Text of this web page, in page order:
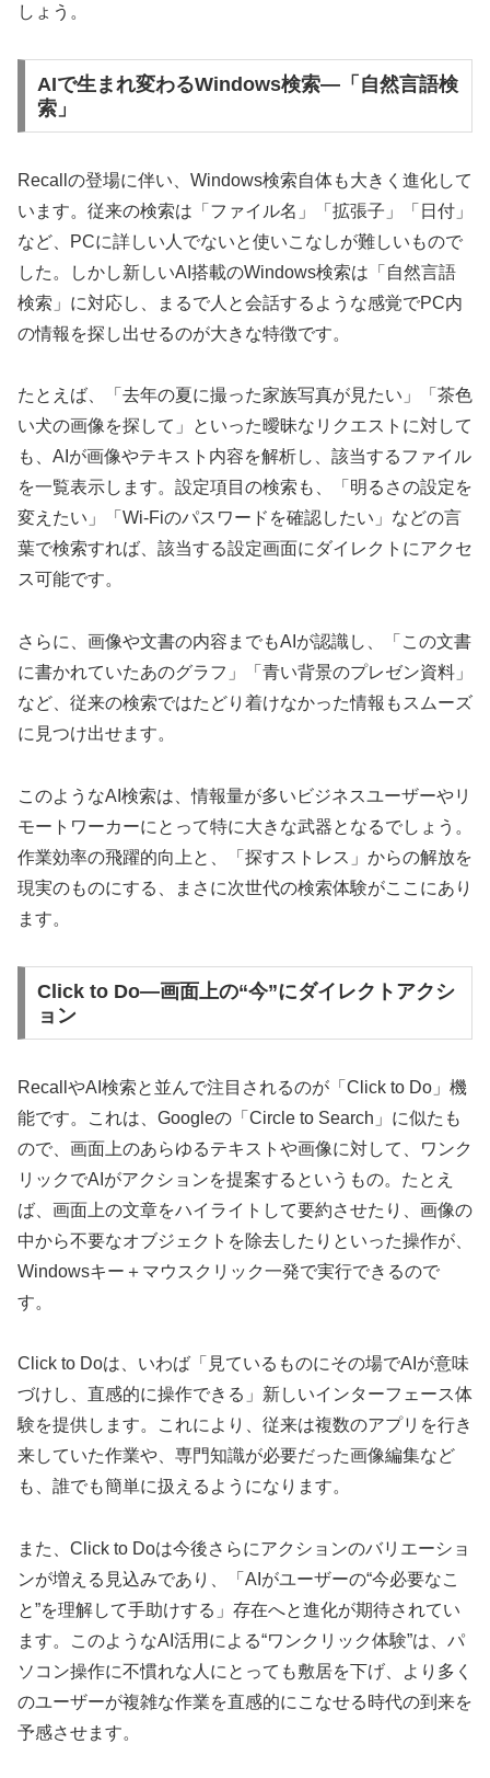
しょう。
AIで生まれ変わるWindows検索—「自然言語検
索」
Recallの登場に伴い、Windows検索自体も大きく進化して
います。従来の検索は「ファイル名」「拡張子」「日付」
など、PCに詳しい人でないと使いこなしが難しいもので
した。しかし新しいAI搭載のWindows検索は「自然言語
検索」に対応し、まるで人と会話するような感覚でPC内
の情報を探し出せるのが大きな特徴です。
たとえば、「去年の夏に撮った家族写真が見たい」「茶色
い犬の画像を探して」といった曖昧なリクエストに対して
も、AIが画像やテキスト内容を解析し、該当するファイル
を一覧表示します。設定項目の検索も、「明るさの設定を
変えたい」「Wi-Fiのパスワードを確認したい」などの言
葉で検索すれば、該当する設定画面にダイレクトにアクセ
ス可能です。
さらに、画像や文書の内容までもAIが認識し、「この文書
に書かれていたあのグラフ」「青い背景のプレゼン資料」
など、従来の検索ではたどり着けなかった情報もスムーズ
に見つけ出せます。
このようなAI検索は、情報量が多いビジネスユーザーやリ
モートワーカーにとって特に大きな武器となるでしょう。
作業効率の飛躍的向上と、「探すストレス」からの解放を
現実のものにする、まさに次世代の検索体験がここにあり
ます。
Click to Do—画面上の“今”にダイレクトアクシ
ョン
RecallやAI検索と並んで注目されるのが「Click to Do」機
能です。これは、Googleの「Circle to Search」に似たも
ので、画面上のあらゆるテキストや画像に対して、ワンク
リックでAIがアクションを提案するというもの。たとえ
ば、画面上の文章をハイライトして要約させたり、画像の
中から不要なオブジェクトを除去したりといった操作が、
Windowsキー＋マウスクリック一発で実行できるので
す。
Click to Doは、いわば「見ているものにその場でAIが意味
づけし、直感的に操作できる」新しいインターフェース体
験を提供します。これにより、従来は複数のアプリを行き
来していた作業や、専門知識が必要だった画像編集など
も、誰でも簡単に扱えるようになります。
また、Click to Doは今後さらにアクションのバリエーショ
ンが増える見込みであり、「AIがユーザーの“今必要なこ
と”を理解して手助けする」存在へと進化が期待されてい
ます。このようなAI活用による“ワンクリック体験”は、パ
ソコン操作に不慣れな人にとっても敷居を下げ、より多く
のユーザーが複雑な作業を直感的にこなせる時代の到来を
予感させます。